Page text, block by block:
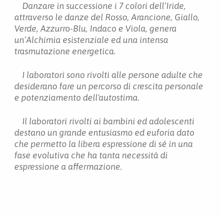
Danzare in successione i 7 colori dell’Iride,
attraverso le danze del Rosso, Arancione, Giallo,
Verde, Azzurro-Blu, Indaco e Viola, genera
un’Alchimia esistenziale ed una intensa
trasmutazione energetica.
I laboratori sono rivolti alle persone adulte che
desiderano fare un percorso di crescita personale
e potenziamento dell'autostima.
Il laboratori rivolti ai bambini ed adolescenti
destano un grande entusiasmo ed euforia dato
che permetto la libera espressione di sé in una
fase evolutiva che ha tanta necessità di
espressione a affermazione.